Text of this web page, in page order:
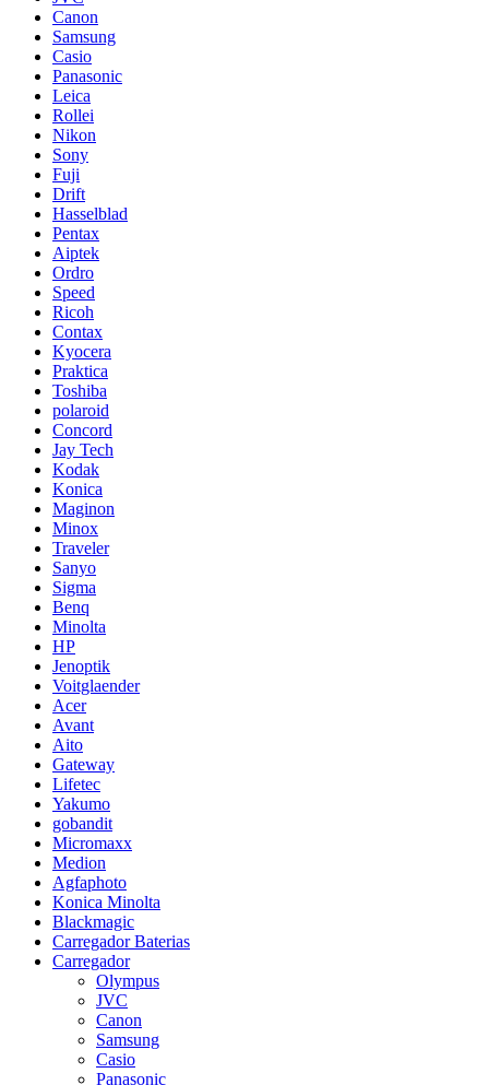
Canon
Samsung
Casio
Panasonic
Leica
Rollei
Nikon
Sony
Fuji
Drift
Hasselblad
Pentax
Aiptek
Ordro
Speed
Ricoh
Contax
Kyocera
Praktica
Toshiba
polaroid
Concord
Jay Tech
Kodak
Konica
Maginon
Minox
Traveler
Sanyo
Sigma
Benq
Minolta
HP
Jenoptik
Voitglaender
Acer
Avant
Aito
Gateway
Lifetec
Yakumo
gobandit
Micromaxx
Medion
Agfaphoto
Konica Minolta
Blackmagic
Carregador Baterias
Carregador
Olympus
JVC
Canon
Samsung
Casio
Panasonic